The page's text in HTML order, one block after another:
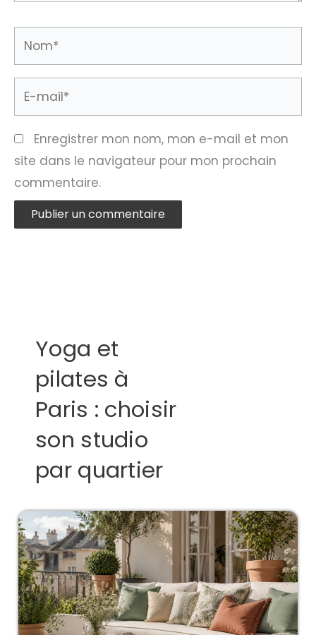
Nom*
E-
Enregistrer mon nom, mon e-mail et mon
site dans le navigateur pour mon prochain
commentaire.
Yoga et
pilates à
Paris : choisir
son studio
par quartier